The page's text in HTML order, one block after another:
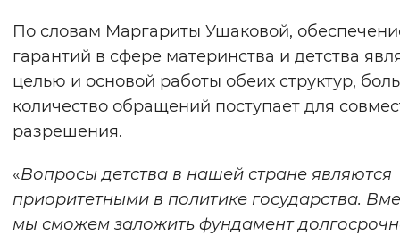
По словам Маргариты Ушаковой,
гарантий в сфере материнства и детства
целью и основой работы обеих структур,
количество обращений поступает для
разрешения.
«Вопросы детства в нашей стране являются
приоритетными в политике государства.
мы сможем заложить фундамент